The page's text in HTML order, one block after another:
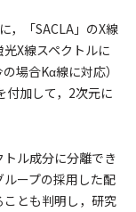
，「SACLA」のX線
X線スペクトルに
場合Kα線に対応）
付加して，2次元に
ル成分に分離でき
ープの採用した配
とも判明し，研究